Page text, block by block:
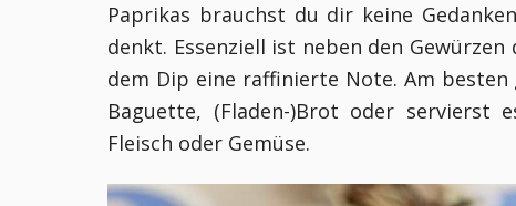
Paprikas brauchst du dir keine
denkt. Essenziell ist neben den
dem Dip eine raffinierte Note. Am
Baguette, (Fladen-)Brot oder servierst
Fleisch oder Gemüse.